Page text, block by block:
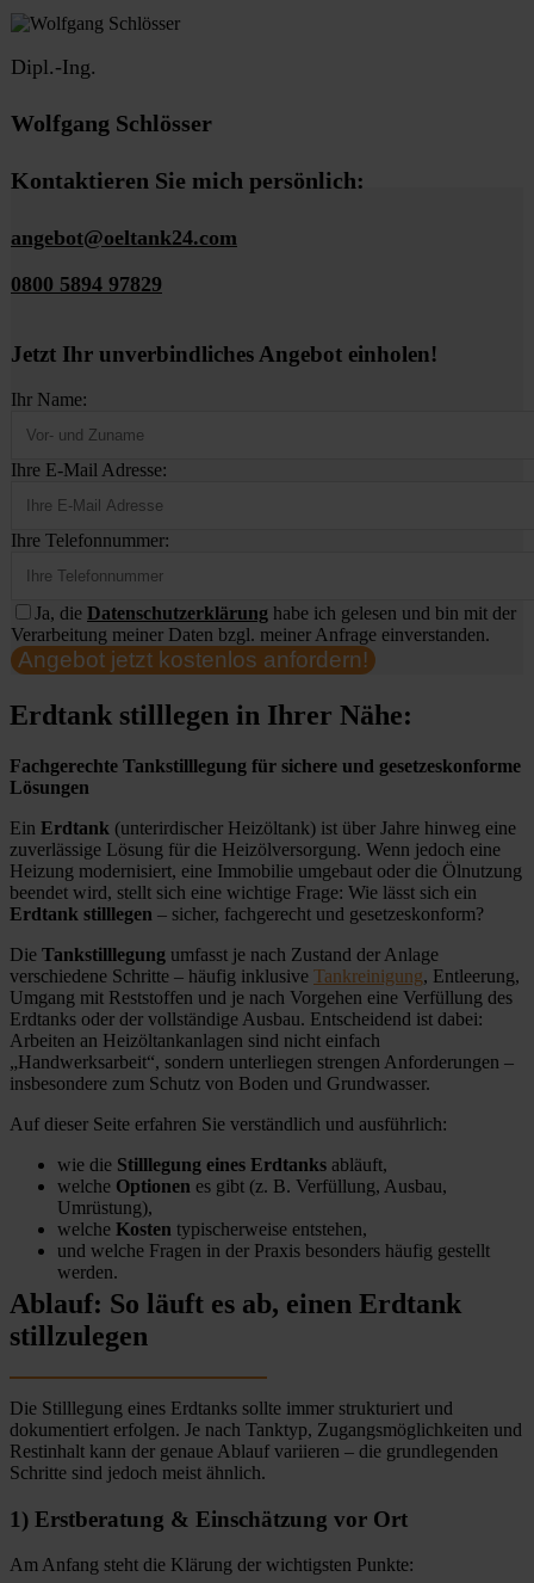
Dipl.-Ing.
Wolfgang Schlösser
Kontaktieren Sie mich persönlich:
angebot@oeltank24.com
0800 5894 97829
Jetzt Ihr unverbindliches Angebot einholen!
Ihr Name:
Ihre E-Mail Adresse:
Ihre Telefonnummer:
Ja, die Datenschutzerklärung habe ich gelesen und bin mit der
Verarbeitung meiner Daten bzgl. meiner Anfrage einverstanden.
Angebot jetzt kostenlos anfordern!
Erdtank stilllegen in Ihrer Nähe:
Fachgerechte Tankstilllegung für sichere und gesetzeskonforme
Lösungen
Ein Erdtank (unterirdischer Heizöltank) ist über Jahre hinweg eine
zuverlässige Lösung für die Heizölversorgung. Wenn jedoch eine
Heizung modernisiert, eine Immobilie umgebaut oder die Ölnutzung
beendet wird, stellt sich eine wichtige Frage: Wie lässt sich ein
Erdtank stilllegen – sicher, fachgerecht und gesetzeskonform?
Die Tankstilllegung umfasst je nach Zustand der Anlage
verschiedene Schritte – häufig inklusive Tankreinigung, Entleerung,
Umgang mit Reststoffen und je nach Vorgehen eine Verfüllung des
Erdtanks oder der vollständige Ausbau. Entscheidend ist dabei:
Arbeiten an Heizöltankanlagen sind nicht einfach
„Handwerksarbeit“, sondern unterliegen strengen Anforderungen –
insbesondere zum Schutz von Boden und Grundwasser.
Auf dieser Seite erfahren Sie verständlich und ausführlich:
wie die Stilllegung eines Erdtanks abläuft,
welche Optionen es gibt (z. B. Verfüllung, Ausbau,
Umrüstung),
welche Kosten typischerweise entstehen,
und welche Fragen in der Praxis besonders häufig gestellt
werden.
Ablauf: So läuft es ab, einen Erdtank
stillzulegen
Die Stilllegung eines Erdtanks sollte immer strukturiert und
dokumentiert erfolgen. Je nach Tanktyp, Zugangsmöglichkeiten und
Restinhalt kann der genaue Ablauf variieren – die grundlegenden
Schritte sind jedoch meist ähnlich.
1) Erstberatung & Einschätzung vor Ort
Am Anfang steht die Klärung der wichtigsten Punkte: